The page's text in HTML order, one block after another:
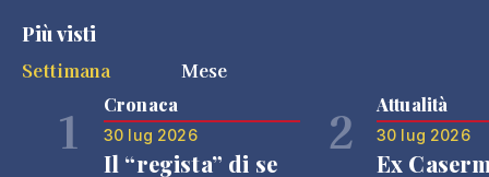
Più visti
Settimana
Mese
1 Cronaca
30 lug 2026
Il “regista” di se
2 Attualità
30 lug 2026
Ex